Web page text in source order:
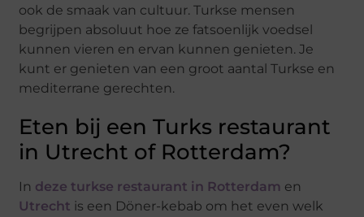
ook de smaak van cultuur. Turkse mensen
begrijpen absoluut hoe ze fatsoenlijk voedsel
kunnen vieren en ervan kunnen genieten. Je
kunt er genieten van een groot aantal Turkse en
mediterrane gerechten.
Eten bij een Turks restaurant
in Utrecht of Rotterdam?
In deze turkse restaurant in Rotterdam en
Utrecht is een Döner-kebab om het even welk